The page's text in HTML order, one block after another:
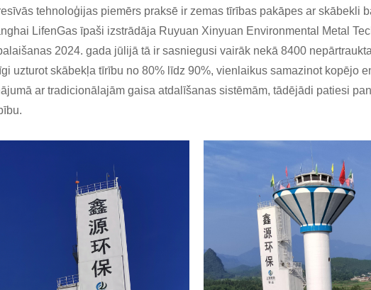
tehnoloģijas piemērs praksē ir zemas tīrības pakāpes ar skābekli
LifenGas īpaši izstrādāja Ruyuan Xinyuan Environmental Metal
2024. gada jūlijā tā ir sasniegusi vairāk nekā 8400
uzturot skābekļa tīrību no 80% līdz 90%, vienlaikus samazinot kopējo
ar tradicionālajām gaisa atdalīšanas sistēmām, tādējādi patiesi